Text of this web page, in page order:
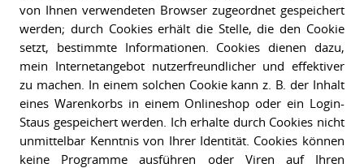
von Ihnen verwendeten Browser zugeordnet gespeichert
werden; durch Cookies erhält die Stelle, die den Cookie
setzt, bestimmte Informationen. Cookies dienen dazu,
mein Internetangebot nutzerfreundlicher und effektiver
zu machen. In einem solchen Cookie kann z. B. der Inhalt
eines Warenkorbs in einem Onlineshop oder ein Login-
Staus gespeichert werden. Ich erhalte durch Cookies nicht
unmittelbar Kenntnis von Ihrer Identität. Cookies können
keine Programme ausführen oder Viren auf Ihren